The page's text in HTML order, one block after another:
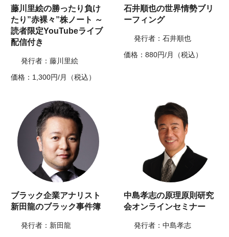
藤川里絵の勝ったり負け
たり”赤裸々”株ノート ～
読者限定YouTubeライブ
配信付き
発行者：藤川里絵
価格：1,300円/月（税込）
石井順也の世界情勢ブリ
ーフィング
発行者：石井順也
価格：880円/月（税込）
ブラック企業アナリスト
新田龍のブラック事件簿
発行者：新田龍
中島孝志の原理原則研究
会オンラインセミナー
発行者：中島孝志